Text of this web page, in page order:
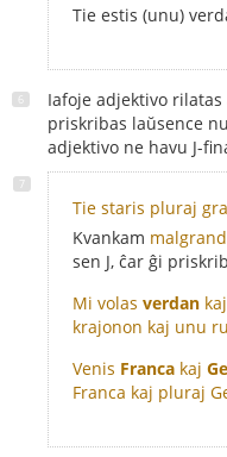
Tie estis (unu)
Iafoje adjektivo
priskribas laŭsence
adjektivo ne havu J-
Tie staris pluraj
Kvankam
sen J, ĉar ĝi
Mi volas verdan kaj
krajonon kaj unu
Venis Franca kaj
Franca kaj pluraj